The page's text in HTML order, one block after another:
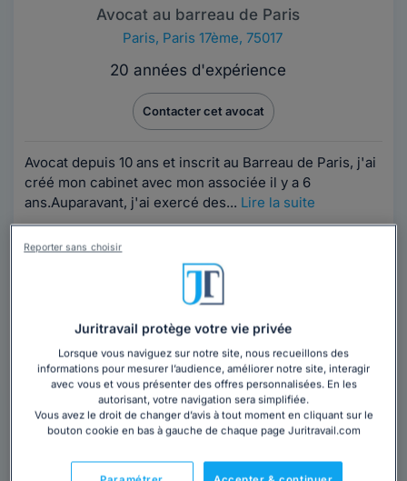
Avocat au barreau de Paris
Paris, Paris 17ème, 75017
20 années d'expérience
Contacter cet avocat
Avocat depuis 10 ans et inscrit au Barreau de Paris, j'ai
créé mon cabinet avec mon associée il y a 6
ans.Auparavant, j'ai exercé des... Lire la suite
Vous souhaitez rencontrer un avocat en
cabinet à Paris 17ème ?
Obtenez 3 devis d'avocats près de chez vous
sous 48 heures.
Trouver un avocat
Juritravail protège votre vie privée
Lorsque vous naviguez sur notre site, nous recueillons des
informations pour mesurer l’audience, améliorer notre site, interagir
avec vous et vous présenter des offres personnalisées. En les
autorisant, votre navigation sera simplifiée.
Vous avez le droit de changer d’avis à tout moment en cliquant sur le
bouton cookie en bas à gauche de chaque page Juritravail.com
Reporter sans choisir